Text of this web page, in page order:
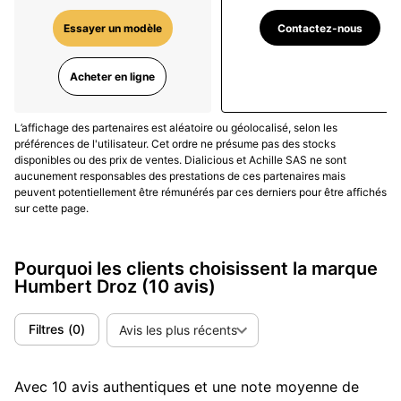
Humbert Droz HD9 Deep Pro
— Ligne orientée
immersion : étanchéité élevée, lunette de
plongée, repères lumineux généreux.
Mouvements et philosophie mécanique
La marque s’appuie sur des mouvements éprouvés
(automatiques trois aiguilles-date notamment), dans
une optique de précision régulière, de maintenance
simple et de disponibilité de pièces à long terme ; ce
choix pragmatique vise à garantir des coûts de
cohérente avec
un usage réellement quotidien
Matériaux, dimensions et ressenti au poignet
Les boîtiers sont majoritairement en acier inoxydable,
verres saphir et bracelets acier/caoutchouc/nylon
Essayer un modèle
Acheter en ligne
Contactez-nous
L’affichage des partenaires est aléatoire ou géolocalisé, selon les
préférences de l'utilisateur. Cet ordre ne présume pas des stocks
disponibles ou des prix de ventes. Dialicious et Achille SAS ne sont
aucunement responsables des prestations de ces partenaires mais
peuvent potentiellement être rémunérés par ces derniers pour être affichés
sur cette page.
Pourquoi les clients choisissent la marque
Humbert Droz (10 avis)
Filtres (0) Avis les plus récents
Avec 10 avis authentiques et une note moyenne de